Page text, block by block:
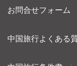
お問合せフォーム
中国旅行よくある